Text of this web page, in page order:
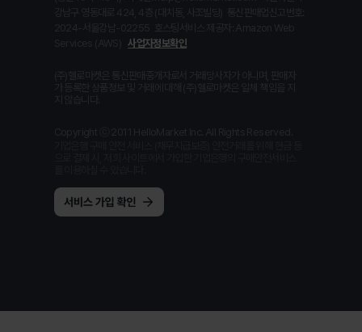
사업자정보확인